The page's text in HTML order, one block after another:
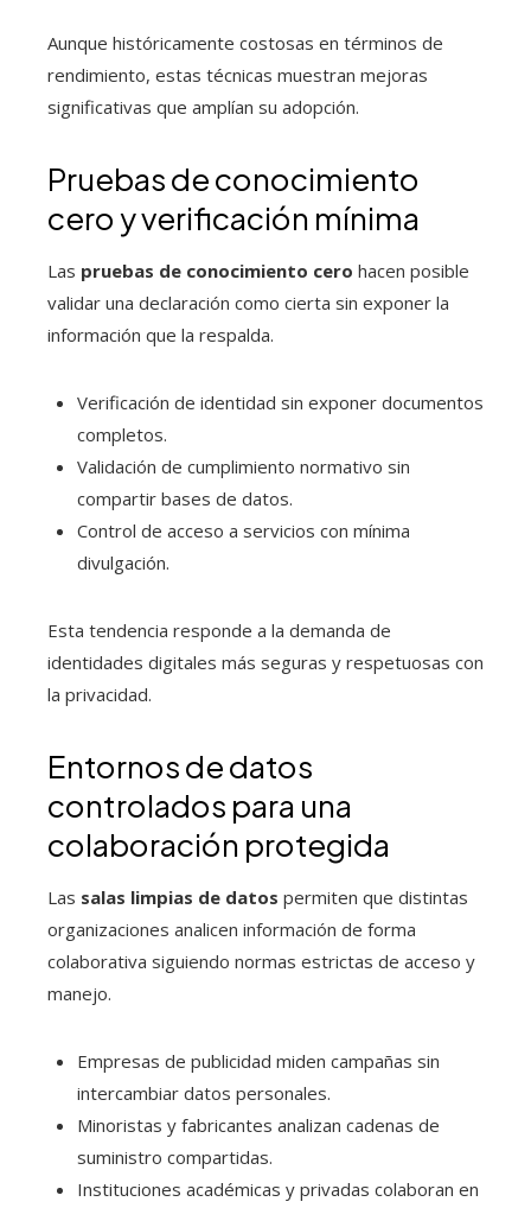
Aunque históricamente costosas en términos de
rendimiento, estas técnicas muestran mejoras
significativas que amplían su adopción.
Pruebas de conocimiento
cero y verificación mínima
Las pruebas de conocimiento cero hacen posible
validar una declaración como cierta sin exponer la
información que la respalda.
Verificación de identidad sin exponer documentos
completos.
Validación de cumplimiento normativo sin
compartir bases de datos.
Control de acceso a servicios con mínima
divulgación.
Esta tendencia responde a la demanda de
identidades digitales más seguras y respetuosas con
la privacidad.
Entornos de datos
controlados para una
colaboración protegida
Las salas limpias de datos permiten que distintas
organizaciones analicen información de forma
colaborativa siguiendo normas estrictas de acceso y
manejo.
Empresas de publicidad miden campañas sin
intercambiar datos personales.
Minoristas y fabricantes analizan cadenas de
suministro compartidas.
Instituciones académicas y privadas colaboran en